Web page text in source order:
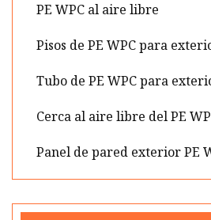
PE WPC al aire libre
Pisos de PE WPC para
Tubo de PE WPC para
Cerca al aire libre del PE
Panel de pared exterior PE